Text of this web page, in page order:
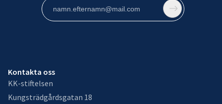
Kontakta oss
KK-stiftelsen
Kungsträdgårdsgatan 18